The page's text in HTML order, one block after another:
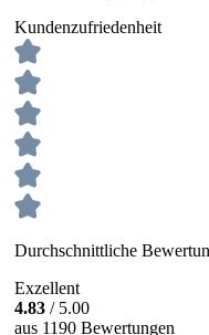
Kundenzufriedenheit
Durchschnittliche
Exzellent
4.83 / 5.00
aus 1190 Bewertungen